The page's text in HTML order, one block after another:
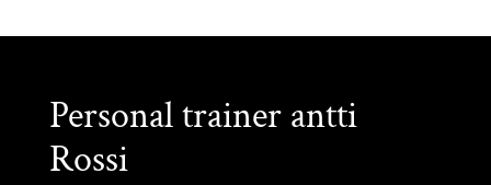
99,00 €.44,00 €.
Personal trainer antti
Rossi